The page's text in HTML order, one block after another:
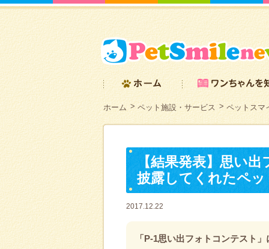
ホーム ペット施設・サービス ペットスマ
【結果発表】思い
披露してくれたペ
2017.12.22
「P-1思い出フォトコンテスト